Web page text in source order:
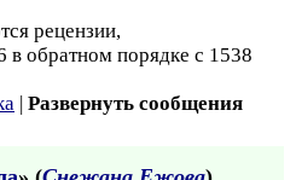
рецензии,
в обратном порядке с 1538
| Развернуть сообщения